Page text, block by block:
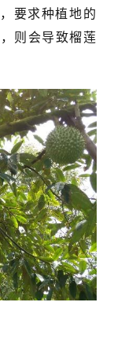
要求种植地的
则会导致榴莲